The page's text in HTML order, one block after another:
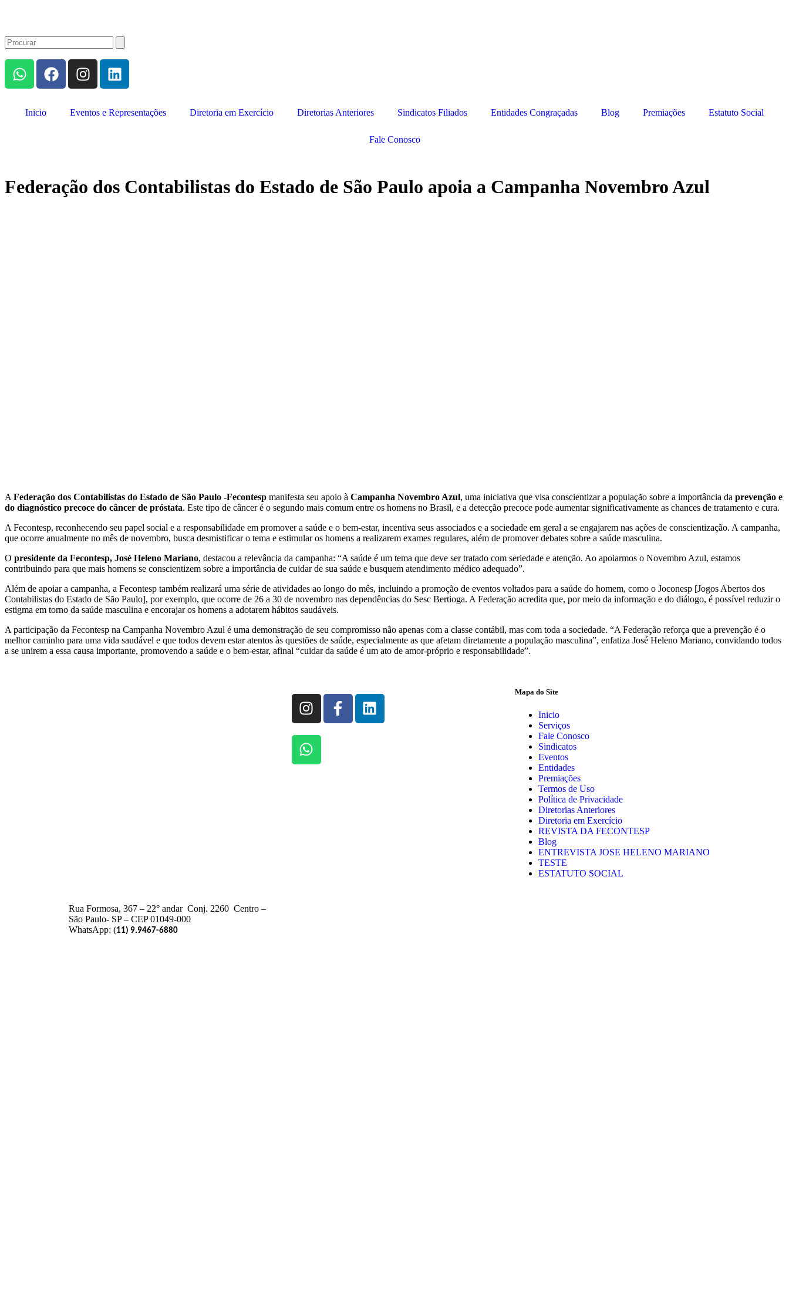
Inicio Eventos e Representações Diretoria em Exercício Diretorias Anteriores Sindicatos Filiados Entidades Congraçadas Blog Premiações Estatuto Social
Fale Conosco
Federação dos Contabilistas do Estado de São Paulo apoia a Campanha Novembro Azul
A Federação dos Contabilistas do Estado de São Paulo -Fecontesp manifesta seu apoio à Campanha Novembro Azul, uma iniciativa que visa conscientizar a população sobre a importância da prevenção e
do diagnóstico precoce do câncer de próstata. Este tipo de câncer é o segundo mais comum entre os homens no Brasil, e a detecção precoce pode aumentar significativamente as chances de tratamento e cura.
A Fecontesp, reconhecendo seu papel social e a responsabilidade em promover a saúde e o bem-estar, incentiva seus associados e a sociedade em geral a se engajarem nas ações de conscientização. A campanha,
que ocorre anualmente no mês de novembro, busca desmistificar o tema e estimular os homens a realizarem exames regulares, além de promover debates sobre a saúde masculina.
O presidente da Fecontesp, José Heleno Mariano, destacou a relevância da campanha: “A saúde é um tema que deve ser tratado com seriedade e atenção. Ao apoiarmos o Novembro Azul, estamos
contribuindo para que mais homens se conscientizem sobre a importância de cuidar de sua saúde e busquem atendimento médico adequado”.
Além de apoiar a campanha, a Fecontesp também realizará uma série de atividades ao longo do mês, incluindo a promoção de eventos voltados para a saúde do homem, como o Joconesp [Jogos Abertos dos
Contabilistas do Estado de São Paulo], por exemplo, que ocorre de 26 a 30 de novembro nas dependências do Sesc Bertioga. A Federação acredita que, por meio da informação e do diálogo, é possível reduzir o
estigma em torno da saúde masculina e encorajar os homens a adotarem hábitos saudáveis.
A participação da Fecontesp na Campanha Novembro Azul é uma demonstração de seu compromisso não apenas com a classe contábil, mas com toda a sociedade. “A Federação reforça que a prevenção é o
melhor caminho para uma vida saudável e que todos devem estar atentos às questões de saúde, especialmente as que afetam diretamente a população masculina”, enfatiza José Heleno Mariano, convidando todos
a se unirem a essa causa importante, promovendo a saúde e o bem-estar, afinal “cuidar da saúde é um ato de amor-próprio e responsabilidade”.
Rua Formosa, 367 – 22° andar Conj. 2260 Centro –
São Paulo- SP – CEP 01049-000
WhatsApp: (11) 9.9467-6880
Mapa do Site
Inicio
Serviços
Fale Conosco
Sindicatos
Eventos
Entidades
Premiações
Termos de Uso
Política de Privacidade
Diretorias Anteriores
Diretoria em Exercício
REVISTA DA FECONTESP
Blog
ENTREVISTA JOSE HELENO MARIANO
TESTE
ESTATUTO SOCIAL